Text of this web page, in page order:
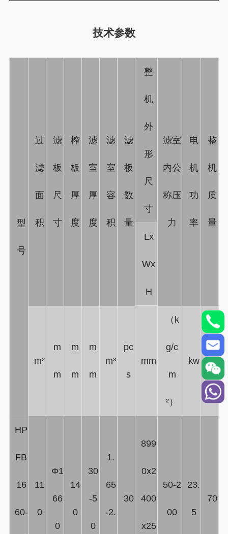
技术参数
型
号
过
滤
面
积
滤
板
尺
寸
榨
板
厚
度
滤
室
厚
度
滤
室
容
积
滤
板
数
量
整
机
外
形
尺
寸
滤室
内公
称压
力
电
机
功
率
整
机
质
量
Lx
Wx
H
m²
m
m
m
m
m
m
m³
pc
s
mm
（k
g/c
m
²）
kw T
HP
FB
16
60-
11
0
Φ1
66
0
14
0
30
-5
0
1.
65
-2.
30
899
0x2
400
x25
50-2
00
23.
5
70